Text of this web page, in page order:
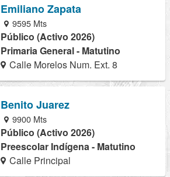
Emiliano Zapata
9595 Mts
Público (Activo 2026)
Primaria General - Matutino
Calle Morelos Num. Ext. 8
Benito Juarez
9900 Mts
Público (Activo 2026)
Preescolar Indígena - Matutino
Calle Principal